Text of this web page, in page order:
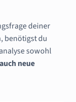
deiner
benötigst du
sowohl
neue